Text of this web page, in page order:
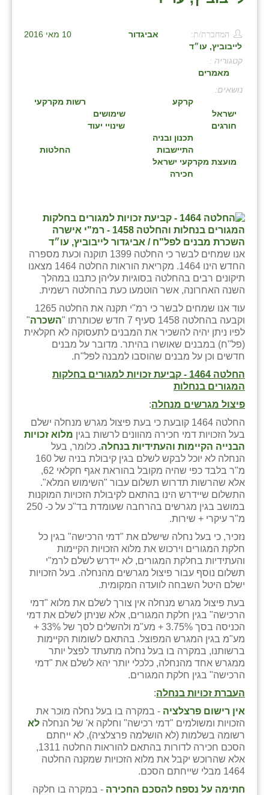
10 מאי 2016 המחברת/ת:
אביגדור
לייבוביץ, עו״ד
קטגוריה :
מאמרים
:
קרקע
רשות מקרקעי
ישראל
שימושים
חורגים
שינויי יעוד
תכנון ובניה
התיישבות
החלטות
מועצת מקרקעי ישראל
חכירה
אנו שמחים לבשר כי החלטה 1399 תוקנה וכעת מספרה
החדש הינו 1464. מקריאת הוראות החלטה 1464 מצאנו
תיקונים רבים בהחלטה בסוגיות עליהן כתבנו במהלך
השנה האחרונה, אשר הוטמעו כעת בהחלטה רשמית.
עוד אנו שמחים לבשר כי רמ"י תקנה את החלטה 1265
וקבעה בהחלטה 1458 סעיף 7 חדש שכותרתו "
השכרה"
לפיו ניתן יהיה להשכיר את המבנים לתעסוקה לא חקלאית
(פל"ח) במבנים שאושרו בהיתר. מדובר על מבנים
חדשים וכן על מבנים שהוסבו למבנה לפל"ח.
החלטה 1464 - קביעת זכויות למגורים בחלקות
המגורים בנחלות
פיצול מגרשים מנחלה:
החלטה 1464 קובעת כי בעת פיצול מגרש מנחלה ישלם
בעל הזכויות דמי חכירה מהוונים לרשות בגין מלוא זכויות
הבנייה הקיימות והעתידיות בנחלה. כלומר, בעל
הנחלה לא יוכל לבקש לשלם בגין קיבולת בניה של 160
מ"ר בלבד כפי שהיה מקובל בהוראת אגף חקלאי 62,
אלא שהרשות תדרוש תשלום עבור "השימוש המלא".
התשלום שיידרש הינו בהתאם לקיבולת הזכויות המוקנות
במושב בגין מגרשים בהרחבה שעומדת בד"כ על כ- 250
מ"ר עיקרי + שירות.
נזכיר, כי בעל נחלה שישלם את "דמי הרכישה" בגין כל
חלקת המגורים וירכוש את מלוא הזכויות הקיימות
והעתידיות בחלקת המגורים, לא יידרש לשלם לרמ"י
תשלום נוסף עבור פיצול מגרשים מהנחלה. בעל הזכויות
ישלם היטל השבחה לוועדה המקומית.
בעת פיצול מגרש מנחלה אין צורך לשלם את מלוא "דמי
הרכישה" בגין חלקת המגורים, אלא שניתן לשלם את דמי
הכניסה בסך 3.75% + מע"מ ולהשלים לסך של 33% +
מע"מ בגין המגרש המפוצל. בהתאם לשומות הקיימות
ברשותנו, במקרה בו בעל נחלה מתעתד לפצל יותר
ממגרש אחד מהנחלה, כלכלי יותר יהא לשלם את "דמי
הרכישה" בגין חלקת המגורים.
העברת זכויות בנחלה:
אין רישום פרצלציה - במקרה בו בעל נחלה מוכר את
הזכויות ומשולמים "דמי רכישה" וחלקה א' של הנחלה לא
רשומה בשלמות (לא הושלמה פרצלציה), לא ייחתם
הסכם חכירה לדורות בהתאם להוראות החלטה 1311,
אלא שהרוכש יקבל את מלוא הזכויות שמקנה החלטה
1464 מבלי שייחתם הסכם.
חתימה על נספח להסכם החכירה - במקרה בו חלקה
בצרה
בקעות
ֿגבעת שפירא
גן הדרום
גני עם
ורד יריחו
דקל
זוהר
הדר עם
חבצלת השרון
חמרה
חרב לאת
יבול (מורג)
יקנעם
כליל
יד השמונה
כפר אביב
כפר ביאליק
כפר הרי״ף
כפר מישר
כפר מרדכי
כפר סבא (אגרא)
כפר שמריהו
מגשימים
מישר
מכורה
מנחמיה
נאות הכיכר